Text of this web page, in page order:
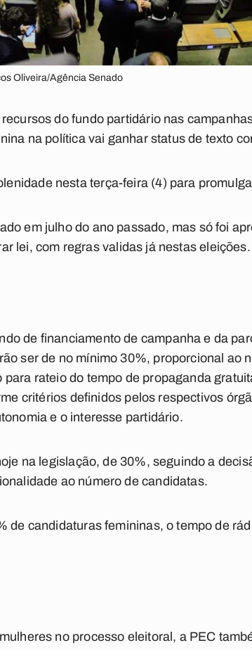
Oliveira/Agência Senado
do fundo partidário nas
na política vai ganhar status de texto
nesta terça-feira (4) para
em julho do ano passado, mas só foi
lei, com regras validas já nestas eleições.
de financiamento de campanha e da
ser de no mínimo 30%, proporcional ao
rateio do tempo de propaganda
critérios definidos pelos respectivos
e o interesse partidário.
na legislação, de 30%, seguindo a
ao número de candidatas.
de candidaturas femininas, o tempo de
no processo eleitoral, a PEC